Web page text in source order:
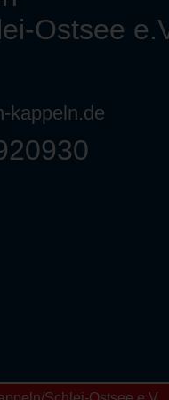
Ostsee
kappeln.de